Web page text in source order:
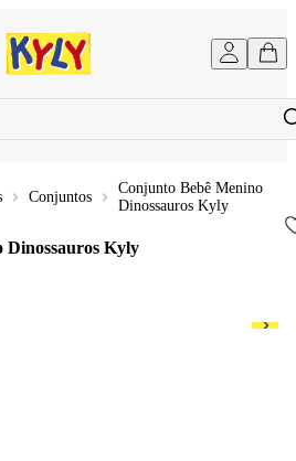
Conjuntos
Conjunto Bebê Menino
Dinossauros Kyly
Dinossauros Kyly